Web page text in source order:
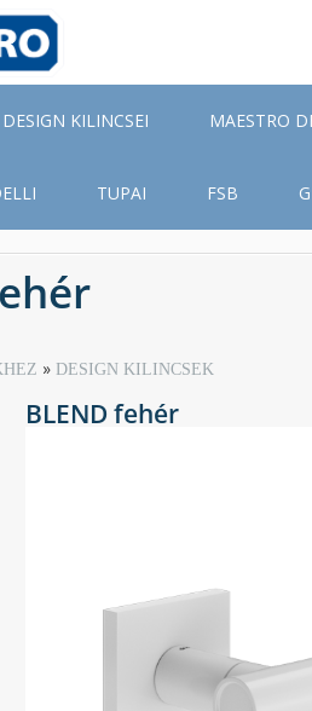
KILINCSEI MAESTRO
TUPAI FSB
DESIGN KILINCSEK
BLEND fehér